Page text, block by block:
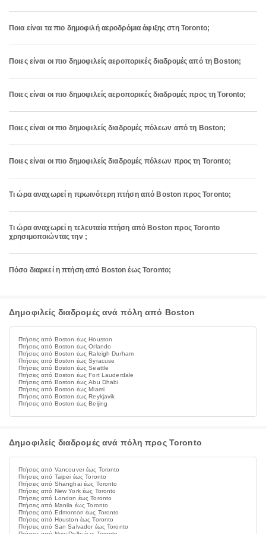
Ποια είναι τα πιο δημοφιλή αεροδρόμια άφιξης στη Toronto;
Ποιες είναι οι πιο δημοφιλείς αεροπορικές διαδρομές από τη Boston;
Ποιες είναι οι πιο δημοφιλείς αεροπορικές διαδρομές προς τη Toronto;
Ποιες είναι οι πιο δημοφιλείς διαδρομές πόλεων από τη Boston;
Ποιες είναι οι πιο δημοφιλείς διαδρομές πόλεων προς τη Toronto;
Τι ώρα αναχωρεί η πρωινότερη πτήση από Boston προς Toronto;
Τι ώρα αναχωρεί η τελευταία πτήση από Boston προς Toronto
χρησιμοποιώντας την ;
Πόσο διαρκεί η πτήση από Boston έως Toronto;
Δημοφιλείς διαδρομές ανά πόλη από Boston
Πτήσεις από Boston έως Houston
Πτήσεις από Boston έως Orlando
Πτήσεις από Boston έως Raleigh Durham
Πτήσεις από Boston έως Syracuse
Πτήσεις από Boston έως Seattle
Πτήσεις από Boston έως Fort Lauderdale
Πτήσεις από Boston έως Abu Dhabi
Πτήσεις από Boston έως Miami
Πτήσεις από Boston έως Reykjavik
Πτήσεις από Boston έως Beijing
Δημοφιλείς διαδρομές ανά πόλη προς Toronto
Πτήσεις από Vancouver έως Toronto
Πτήσεις από Taipei έως Toronto
Πτήσεις από Shanghai έως Toronto
Πτήσεις από New York έως Toronto
Πτήσεις από London έως Toronto
Πτήσεις από Manila έως Toronto
Πτήσεις από Edmonton έως Toronto
Πτήσεις από Houston έως Toronto
Πτήσεις από San Salvador έως Toronto